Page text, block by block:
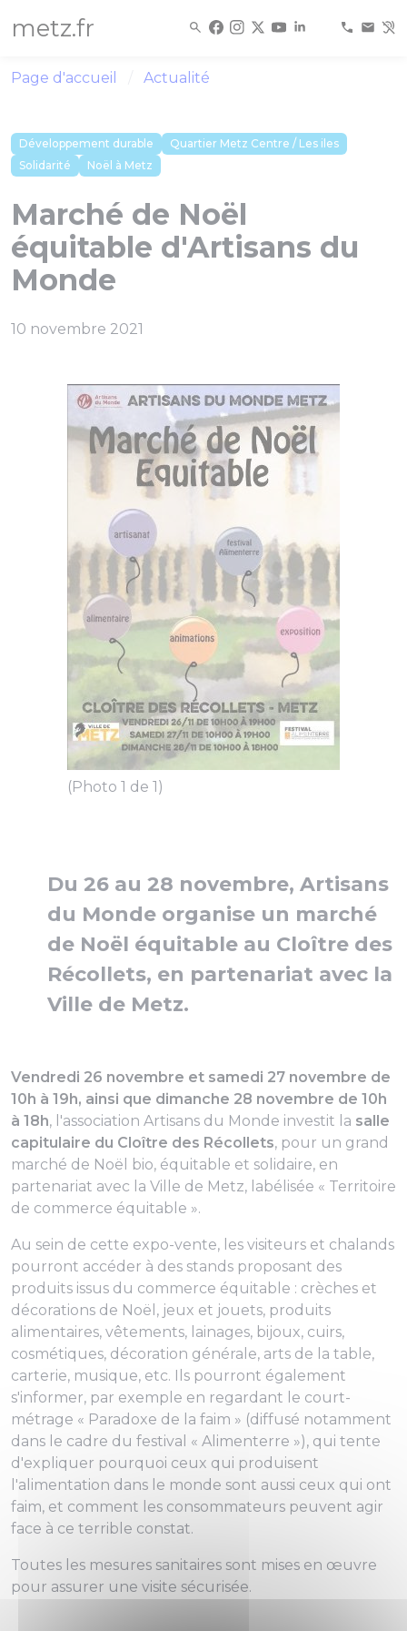
metz.fr
Page d'accueil Actualité
Développement durable
Quartier Metz Centre / Les iles
Solidarité
Noël à Metz
Marché de Noël
équitable d'Artisans du
Monde
10 novembre 2021
(Photo 1 de 1)
Du 26 au 28 novembre, Artisans
du Monde organise un marché
de Noël équitable au Cloître des
Récollets, en partenariat avec la
Ville de Metz.
Vendredi 26 novembre et samedi 27 novembre de
10h à 19h, ainsi que dimanche 28 novembre de 10h
à 18h, l'association Artisans du Monde investit la salle
capitulaire du Cloître des Récollets, pour un grand
marché de Noël bio, équitable et solidaire, en
partenariat avec la Ville de Metz, labélisée « Territoire
de commerce équitable ».
Au sein de cette expo-vente, les visiteurs et chalands
pourront accéder à des stands proposant des
produits issus du commerce équitable : crèches et
décorations de Noël, jeux et jouets, produits
alimentaires, vêtements, lainages, bijoux, cuirs,
cosmétiques, décoration générale, arts de la table,
carterie, musique, etc. Ils pourront également
s'informer, par exemple en regardant le court-
métrage « Paradoxe de la faim » (diffusé notamment
dans le cadre du festival « Alimenterre »), qui tente
d'expliquer pourquoi ceux qui produisent
l'alimentation dans le monde sont aussi ceux qui ont
faim, et comment les consommateurs peuvent agir
face à ce terrible constat.
Toutes les mesures sanitaires sont mises en œuvre
pour assurer une visite sécurisée.